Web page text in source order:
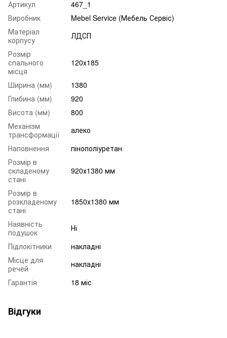
Артикул
467_1
Виробник
Mebel Service (Мебель Сервіс)
Матеріал
корпусу
ЛДСП
Розмір
спального
місця
120x185
Ширина (мм)
1380
Глибина (мм)
920
Висота (мм)
800
Механізм
трансформації
алеко
Наповнення
пінополіуретан
Розмір в
складеному
стані
920х1380 мм
Розмір в
розкладеному
стані
1850х1380 мм
Наявність
подушок
Ні
Підлокітники
накладні
Місце для
речей
накладні
Гарантія
18 міс
Відгуки